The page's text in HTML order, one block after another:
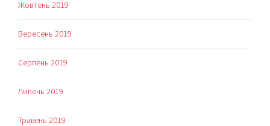
Жовтень 2019
Вересень 2019
Серпень 2019
Липень 2019
Травень 2019